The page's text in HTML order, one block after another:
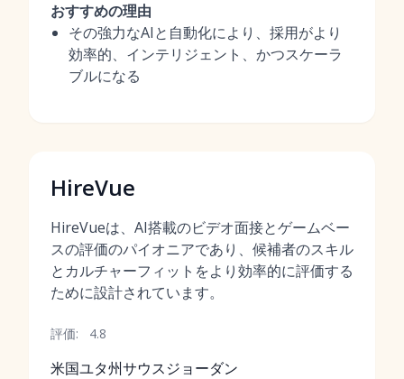
おすすめの理由
その強力なAIと自動化により、採用がより
効率的、インテリジェント、かつスケーラ
ブルになる
HireVue
HireVueは、AI搭載のビデオ面接とゲームベー
スの評価のパイオニアであり、候補者のスキル
とカルチャーフィットをより効率的に評価する
ために設計されています。
評価: 4.8
米国ユタ州サウスジョーダン